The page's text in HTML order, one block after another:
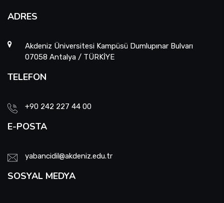
ADRES
Akdeniz Üniversitesi Kampüsü Dumlupınar Bulvarı
07058 Antalya / TÜRKİYE
TELEFON
+90 242 227 44 00
E-POSTA
yabancidil@akdeniz.edu.tr
SOSYAL MEDYA